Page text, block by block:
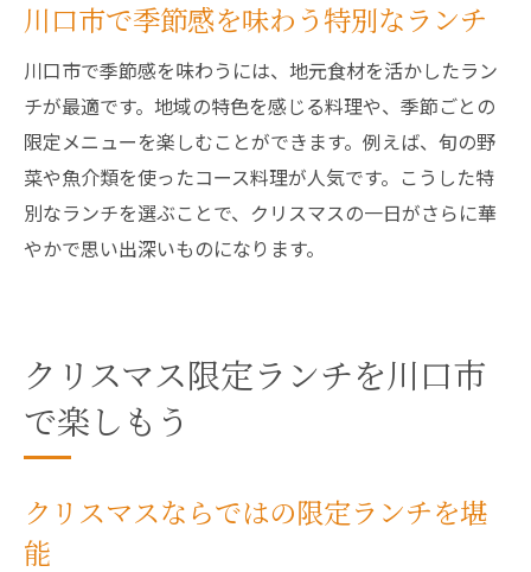
川口市で季節感を味わう特別なランチ
川口市で季節感を味わうには、地元食材を活かしたラン
チが最適です。地域の特色を感じる料理や、季節ごとの
限定メニューを楽しむことができます。例えば、旬の野
菜や魚介類を使ったコース料理が人気です。こうした特
別なランチを選ぶことで、クリスマスの一日がさらに華
やかで思い出深いものになります。
クリスマス限定ランチを川口市
で楽しもう
クリスマスならではの限定ランチを堪
能